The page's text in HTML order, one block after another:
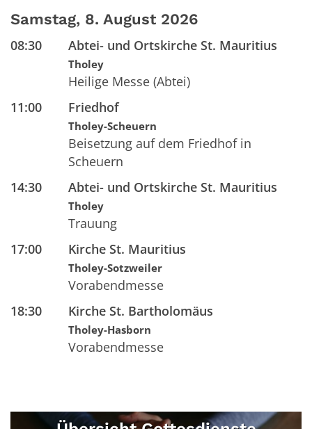
Samstag, 8. August 2026
08:30 Abtei- und Ortskirche St. Mauritius
Tholey
Heilige Messe (Abtei)
11:00
Friedhof
Tholey-Scheuern
Beisetzung auf dem Friedhof in
Scheuern
14:30
Abtei- und Ortskirche St. Mauritius
Tholey
Trauung
17:00
Kirche St. Mauritius
Tholey-Sotzweiler
Vorabendmesse
18:30
Kirche St. Bartholomäus
Tholey-Hasborn
Vorabendmesse